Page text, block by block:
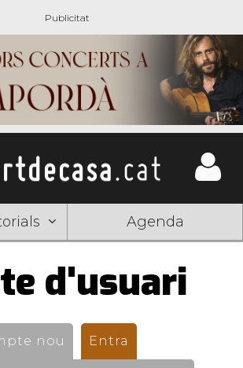
Agenda
d'usuari
nou Entra